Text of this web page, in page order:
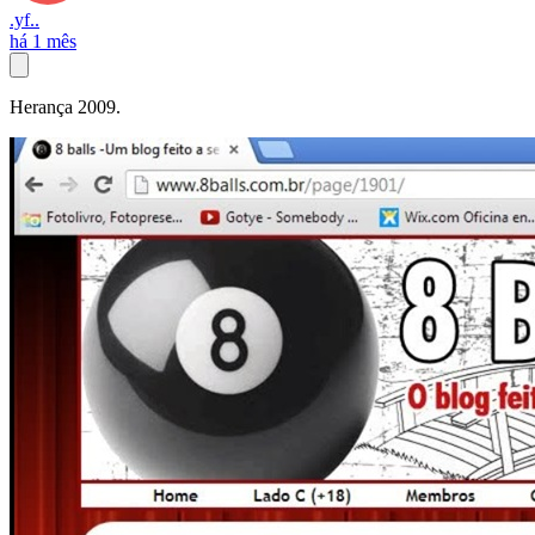
.yf..
há 1 mês
Herança 2009.